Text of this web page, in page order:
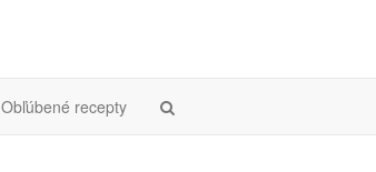
Obľúbené recepty